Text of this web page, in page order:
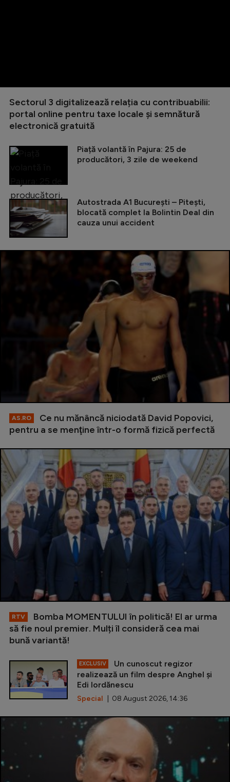
Sectorul 3 digitalizează relația cu contribuabilii:
portal online pentru taxe locale și semnătură
electronică gratuită
Piață volantă în Pajura: 25 de
producători, 3 zile de weekend
Autostrada A1 București – Pitești,
blocată complet la Bolintin Deal din
cauza unui accident
AS.RO
Ce nu mănâncă niciodată David Popovici,
pentru a se menţine într-o formă fizică perfectă
RTV
Bomba MOMENTULUI în politică! El ar urma
să fie noul premier. Mulți îl consideră cea mai
bună variantă!
EXCLUSIV
Un cunoscut regizor
realizează un film despre Anghel și
Edi Iordănescu
Special | 08 August 2026, 14:36